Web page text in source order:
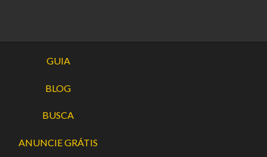
GUIA
BLOG
BUSCA
ANUNCIE GRÁTIS